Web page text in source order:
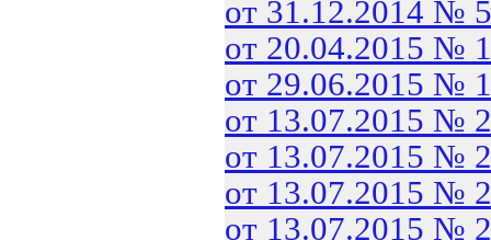
от 31.12.2014 №
от 20.04.2015 №
от 29.06.2015 №
от 13.07.2015 №
от 13.07.2015 №
от 13.07.2015 №
от 13.07.2015 №